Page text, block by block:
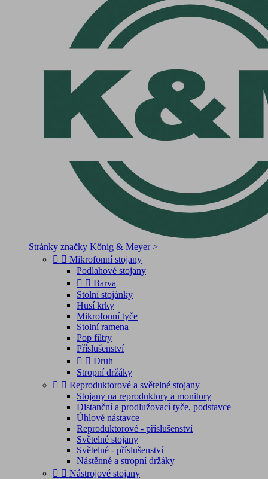
Stránky značky König & Meyer >
  Mikrofonní stojany
Podlahové stojany
  Barva
Stolní stojánky
Husí krky
Mikrofonní tyče
Stolní ramena
Pop filtry
Příslušenství
  Druh
Stropní držáky
  Reproduktorové a světelné stojany
Stojany na reproduktory a monitory
Distanční a prodlužovací tyče, podstavce
Úhlové nástavce
Reproduktorové - příslušenství
Světelné stojany
Světelné - příslušenství
Nástěnné a stropní držáky
  Nástrojové stojany